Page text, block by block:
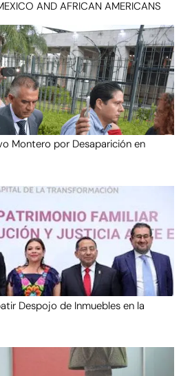
AND AFRICAN AMERICANS
Montero por Desaparición en
Despojo de Inmuebles en la